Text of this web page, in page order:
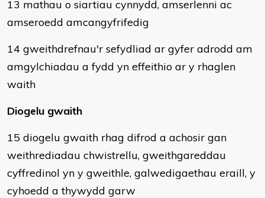
13 mathau o siartiau cynnydd, amserlenni ac
amseroedd amcangyfrifedig
14 gweithdrefnau'r sefydliad ar gyfer adrodd am
amgylchiadau a fydd yn effeithio ar y rhaglen
waith
Diogelu gwaith
15 diogelu gwaith rhag difrod a achosir gan
weithrediadau chwistrellu, gweithgareddau
cyffredinol yn y gweithle, galwedigaethau eraill, y
cyhoedd a thywydd garw